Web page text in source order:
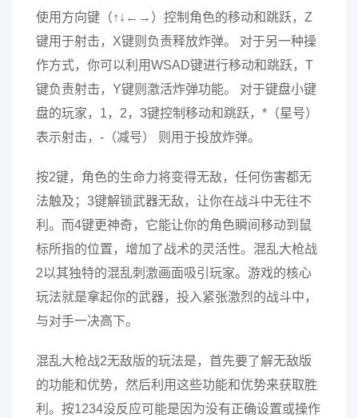
使用方向键（↑↓←→）控制角色的移动和跳跃，Z
键用于射击，X键则负责释放炸弹。 对于另一种操
作方式，你可以利用WSAD键进行移动和跳跃，T
键负责射击，Y键则激活炸弹功能。 对于键盘小键
盘的玩家，1，2，3键控制移动和跳跃，*（星号）
表示射击，-（减号） 则用于投放炸弹。
按2键，角色的生命力将变得无敌，任何伤害都无
法触及；3键解锁武器无敌，让你在战斗中无往不
利。而4键更神奇，它能让你的角色瞬间移动到鼠
标所指的位置，增加了战术的灵活性。混乱大枪战
2以其独特的混乱刺激画面吸引玩家。游戏的核心
玩法就是拿起你的武器，投入紧张激烈的战斗中，
与对手一决高下。
混乱大枪战2无敌版的玩法是，首先要了解无敌版
的功能和优势，然后利用这些功能和优势来获取胜
利。按1234没反应可能是因为没有正确设置或操作